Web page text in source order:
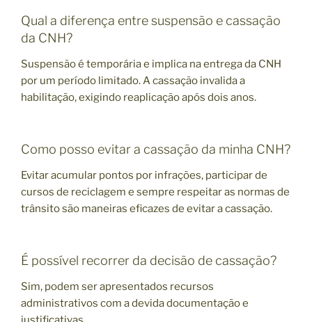
Qual a diferença entre suspensão e cassação
da CNH?
Suspensão é temporária e implica na entrega da CNH
por um período limitado. A cassação invalida a
habilitação, exigindo reaplicação após dois anos.
Como posso evitar a cassação da minha CNH?
Evitar acumular pontos por infrações, participar de
cursos de reciclagem e sempre respeitar as normas de
trânsito são maneiras eficazes de evitar a cassação.
É possível recorrer da decisão de cassação?
Sim, podem ser apresentados recursos
administrativos com a devida documentação e